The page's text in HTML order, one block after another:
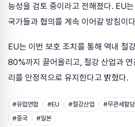
능성을 검토 중이라고 전해졌다. EU
국가들과 협의를 계속 이어갈 방침이
EU는 이번 보호 조치를 통해 역내 철
80%까지 끌어올리고, 철강 산업과
리를 안정적으로 유지한다고 밝혔다.
#유럽연합 #EU #철강산업 #무관세할
#중국 #일본